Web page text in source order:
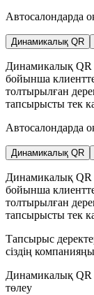
Автосалондарда
Динамикалық QR
Динамикалық QR
бойынша
толтырылған
тапсырысты тек
Автосалондарда
Динамикалық QR
Динамикалық QR
бойынша
толтырылған
тапсырысты тек
Тапсырыс
сіздің
Динамикалық QR
төлеу